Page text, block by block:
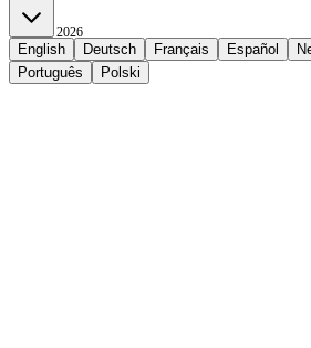
May 12, 2026
English Deutsch Français Español
Português
Polski